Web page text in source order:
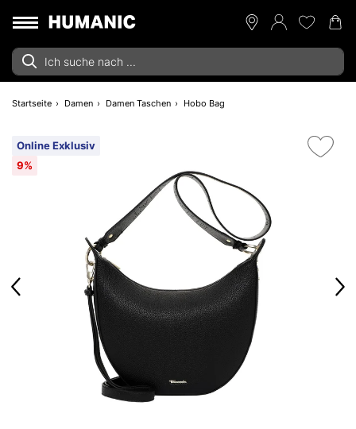
Startseite Damen Damen Taschen Hobo Bag
Online Exklusiv
9%